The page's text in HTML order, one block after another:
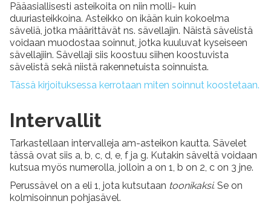
Pääasiallisesti asteikoita on niin molli- kuin
duuriasteikkoina. Asteikko on ikään kuin kokoelma
säveliä, jotka määrittävät ns. sävellajin. Näistä sävelistä
voidaan muodostaa soinnut, jotka kuuluvat kyseiseen
sävellajiin. Sävellaji siis koostuu siihen koostuvista
sävelistä sekä niistä rakennetuista soinnuista.
Tässä kirjoituksessa kerrotaan miten soinnut koostetaan.
Intervallit
Tarkastellaan intervalleja am-asteikon kautta. Sävelet
tässä ovat siis a, b, c, d, e, f ja g. Kutakin säveltä voidaan
kutsua myös numerolla, jolloin a on 1, b on 2, c on 3 jne.
Perussävel on a eli 1, jota kutsutaan toonikaksi. Se on
kolmisoinnun pohjasävel.